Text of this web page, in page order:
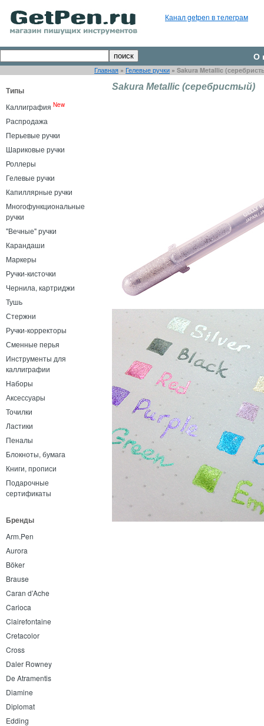
Канал getpen в телеграм
О
Главная » Гелевые ручки » Sakura Metallic
Типы
Каллиграфия New
Распродажа
Перьевые ручки
Шариковые ручки
Роллеры
Гелевые ручки
Капиллярные ручки
Многофункциональные
ручки
"Вечные" ручки
Карандаши
Маркеры
Ручки-кисточки
Чернила, картриджи
Тушь
Стержни
Ручки-корректоры
Сменные перья
Инструменты для
каллиграфии
Наборы
Аксессуары
Точилки
Ластики
Пеналы
Блокноты, бумага
Книги, прописи
Подарочные
сертификаты
Бренды
Arm.Pen
Aurora
Böker
Brause
Caran d’Ache
Carioca
Clairefontaine
Cretacolor
Cross
Daler Rowney
De Atramentis
Diamine
Diplomat
Edding
Sakura Metallic (серебристый)